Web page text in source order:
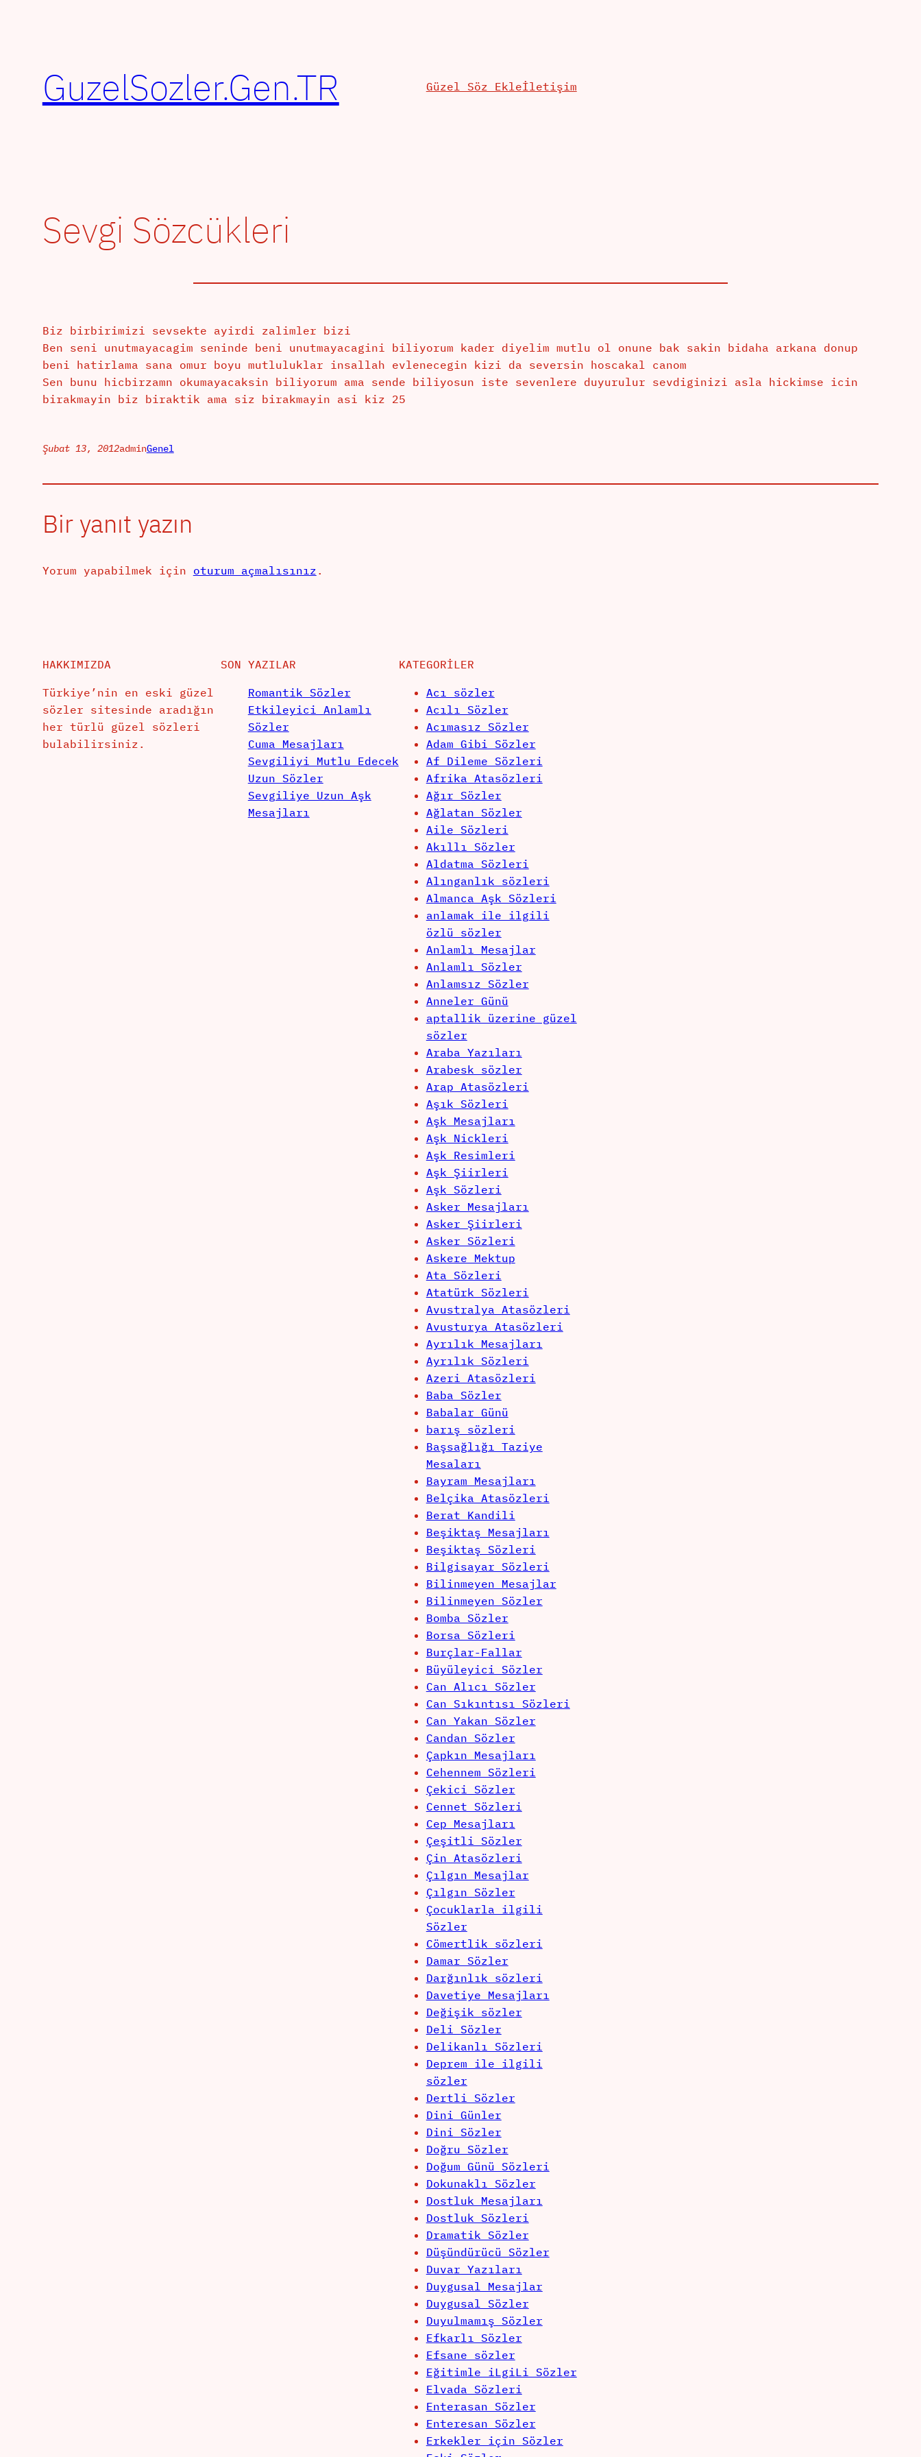
GuzelSozler.Gen.TR Güzel Söz Ekleİletişim
Sevgi Sözcükleri
Biz birbirimizi sevsekte ayirdi zalimler bizi
Ben seni unutmayacagim seninde beni unutmayacagini biliyorum kader diyelim mutlu ol onune bak sakin bidaha arkana donup
beni hatirlama sana omur boyu mutluluklar insallah evlenecegin kizi da seversin hoscakal canom
Sen bunu hicbirzamn okumayacaksin biliyorum ama sende biliyosun iste sevenlere duyurulur sevdiginizi asla hickimse icin
birakmayin biz biraktik ama siz birakmayin asi kiz 25
Şubat 13, 2012adminGenel
Bir yanıt yazın
Yorum yapabilmek için oturum açmalısınız .
HAKKIMIZDA
Türkiye’nin en eski güzel
sözler sitesinde aradığın
her türlü güzel sözleri
bulabilirsiniz.
SON YAZILAR
Romantik Sözler
Etkileyici Anlamlı
Sözler
Cuma Mesajları
Sevgiliyi Mutlu Edecek
Uzun Sözler
Sevgiliye Uzun Aşk
Mesajları
KATEGORILER
Acı sözler
Acılı Sözler
Acımasız Sözler
Adam Gibi Sözler
Af Dileme Sözleri
Afrika Atasözleri
Ağır Sözler
Ağlatan Sözler
Aile Sözleri
Akıllı Sözler
Aldatma Sözleri
Alınganlık sözleri
Almanca Aşk Sözleri
anlamak ile ilgili
özlü sözler
Anlamlı Mesajlar
Anlamlı Sözler
Anlamsız Sözler
Anneler Günü
aptallik üzerine güzel
sözler
Araba Yazıları
Arabesk sözler
Arap Atasözleri
Aşık Sözleri
Aşk Mesajları
Aşk Nickleri
Aşk Resimleri
Aşk Şiirleri
Aşk Sözleri
Asker Mesajları
Asker Şiirleri
Asker Sözleri
Askere Mektup
Ata Sözleri
Atatürk Sözleri
Avustralya Atasözleri
Avusturya Atasözleri
Ayrılık Mesajları
Ayrılık Sözleri
Azeri Atasözleri
Baba Sözler
Babalar Günü
barış sözleri
Başsağlığı Taziye
Mesaları
Bayram Mesajları
Belçika Atasözleri
Berat Kandili
Beşiktaş Mesajları
Beşiktaş Sözleri
Bilgisayar Sözleri
Bilinmeyen Mesajlar
Bilinmeyen Sözler
Bomba Sözler
Borsa Sözleri
Burçlar-Fallar
Büyüleyici Sözler
Can Alıcı Sözler
Can Sıkıntısı Sözleri
Can Yakan Sözler
Candan Sözler
Çapkın Mesajları
Cehennem Sözleri
Çekici Sözler
Cennet Sözleri
Cep Mesajları
Çeşitli Sözler
Çin Atasözleri
Çılgın Mesajlar
Çılgın Sözler
Çocuklarla ilgili
Sözler
Cömertlik sözleri
Damar Sözler
Darğınlık sözleri
Davetiye Mesajları
Değişik sözler
Deli Sözler
Delikanlı Sözleri
Deprem ile ilgili
sözler
Dertli Sözler
Dini Günler
Dini Sözler
Doğru Sözler
Doğum Günü Sözleri
Dokunaklı Sözler
Dostluk Mesajları
Dostluk Sözleri
Dramatik Sözler
Düşündürücü Sözler
Duvar Yazıları
Duygusal Mesajlar
Duygusal Sözler
Duyulmamış Sözler
Efkarlı Sözler
Efsane sözler
Eğitimle iLgiLi Sözler
Elvada Sözleri
Enterasan Sözler
Enteresan Sözler
Erkekler için Sözler